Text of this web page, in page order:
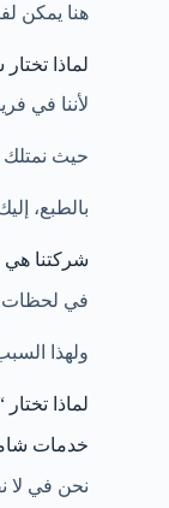
هنا يمكن
لماذا
لأننا في
حيث نمتلك
بالطبع،
شركتنا هي
في لحظات
ولهذا
لماذا
خدمات
نحن في لا